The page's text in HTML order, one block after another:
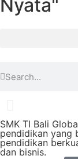
Nyata"
SMK TI Bali
pendidikan yang
pendidikan
dan bisnis.